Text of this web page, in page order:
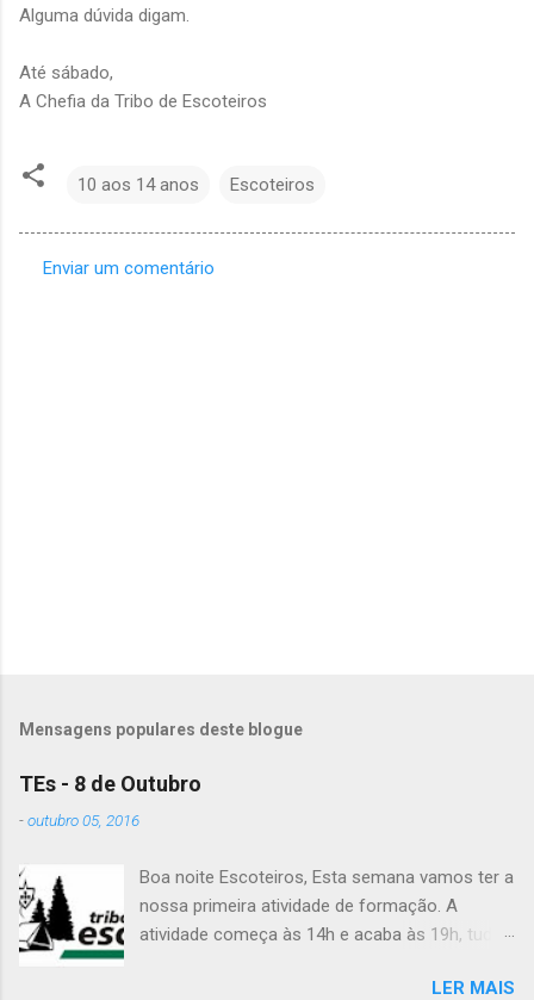
Alguma dúvida digam.
Até sábado,
A Chefia da Tribo de Escoteiros
10 aos 14 anos Escoteiros
Enviar um comentário
Mensagens populares deste blogue
TEs - 8 de Outubro
-outubro 05, 2016
Boa noite Escoteiros, Esta semana vamos ter a
nossa primeira atividade de formação. A
atividade começa às 14h e acaba às 19h, tudo
lanche (não pode ser dinheiro!), água, papel e
LER MAIS